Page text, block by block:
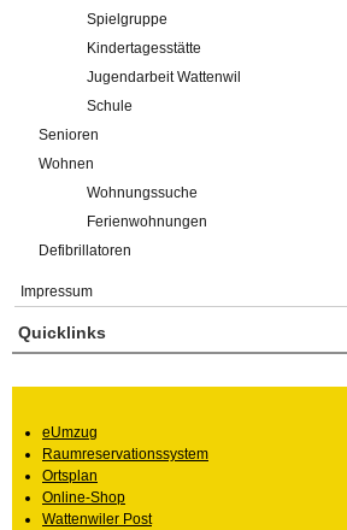
Spielgruppe
Kindertagesstätte
Jugendarbeit Wattenwil
Schule
Senioren
Wohnen
Wohnungssuche
Ferienwohnungen
Defibrillatoren
Impressum
Quicklinks
eUmzug
Raumreservationssystem
Ortsplan
Online-Shop
Wattenwiler Post